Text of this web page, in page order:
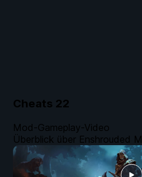
Cheats 22
Mod-Gameplay-Video
Überblick über Enshrouded